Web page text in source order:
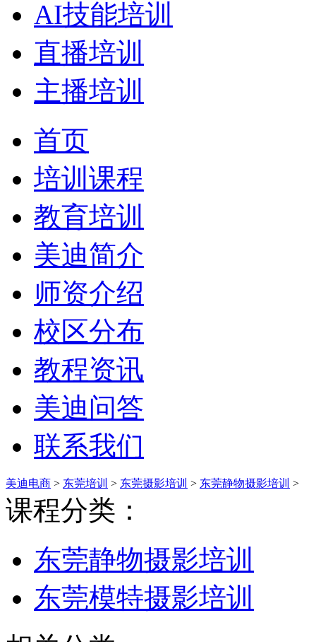
AI技能培训
直播培训
主播培训
首页
培训课程
教育培训
美迪简介
师资介绍
校区分布
教程资讯
美迪问答
联系我们
美迪电商 > 东莞培训 > 东莞摄影培训 > 东莞静物摄影培训 >
课程分类：
东莞静物摄影培训
东莞模特摄影培训